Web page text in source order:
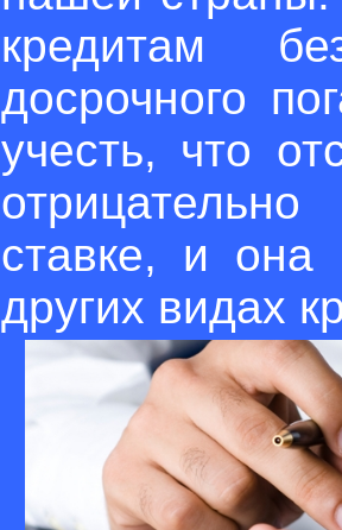
кредитам
досрочного
учесть, что
ставке, и она
других видах